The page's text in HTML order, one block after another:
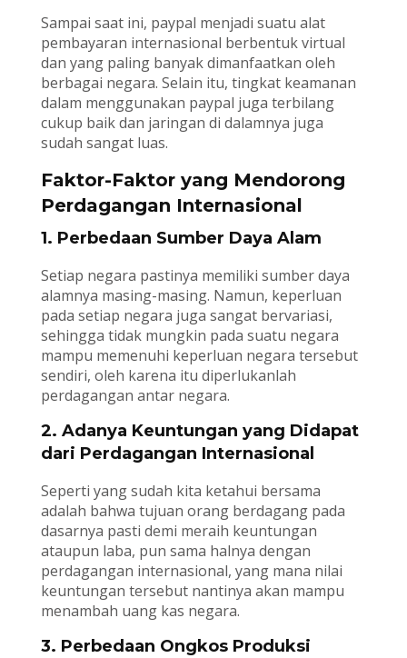
Sampai saat ini, paypal menjadi suatu alat
pembayaran internasional berbentuk virtual
dan yang paling banyak dimanfaatkan oleh
berbagai negara. Selain itu, tingkat keamanan
dalam menggunakan paypal juga terbilang
cukup baik dan jaringan di dalamnya juga
sudah sangat luas.
Faktor-Faktor yang Mendorong
Perdagangan Internasional
1. Perbedaan Sumber Daya Alam
Setiap negara pastinya memiliki sumber daya
alamnya masing-masing. Namun, keperluan
pada setiap negara juga sangat bervariasi,
sehingga tidak mungkin pada suatu negara
mampu memenuhi keperluan negara tersebut
sendiri, oleh karena itu diperlukanlah
perdagangan antar negara.
2. Adanya Keuntungan yang Didapat
dari Perdagangan Internasional
Seperti yang sudah kita ketahui bersama
adalah bahwa tujuan orang berdagang pada
dasarnya pasti demi meraih keuntungan
ataupun laba, pun sama halnya dengan
perdagangan internasional, yang mana nilai
keuntungan tersebut nantinya akan mampu
menambah uang kas negara.
3. Perbedaan Ongkos Produksi